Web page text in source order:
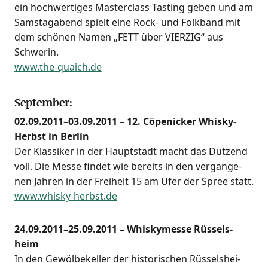
ein hoch­wer­ti­ges Mas­ter­class Tasting geben und am
Sams­tag­abend spielt eine Rock- und Folk­band mit
dem schö­nen Namen „FETT über VIERZIG“ aus
Schwe­rin.
www.the-quaich.de
September:
02.09.2011–03.09.2011 – 12. Cöpe­ni­cker Whis­ky-
Herbst in Ber­lin
Der Klas­si­ker in der Haupt­stadt macht das Dut­zend
voll. Die Mes­se fin­det wie bereits in den ver­gan­ge­
nen Jah­ren in der Frei­heit 15 am Ufer der Spree statt.
www.whisky-herbst.de
24.09.2011–25.09.2011 – Whis­ky­mes­se Rüs­sels­
heim
In den Gewöl­be­kel­ler der his­to­ri­schen Rüs­sels­hei­